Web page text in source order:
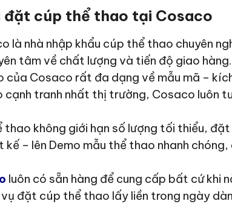
đặt cúp thể thao tại Cosaco
là nhà nhập khẩu cúp thể thao chuyên
tâm về chất lượng và tiến độ giao hàng.
của Cosaco rất đa dạng về mẫu mã –
tranh nhất thị trường, Cosaco luôn
không giới hạn số lượng tối thiểu, đặt
kế – lên Demo mẫu thể thao nhanh
luôn có sẵn hàng để cung cấp bất cứ khi
đặt cúp thể thao lấy liền trong ngày